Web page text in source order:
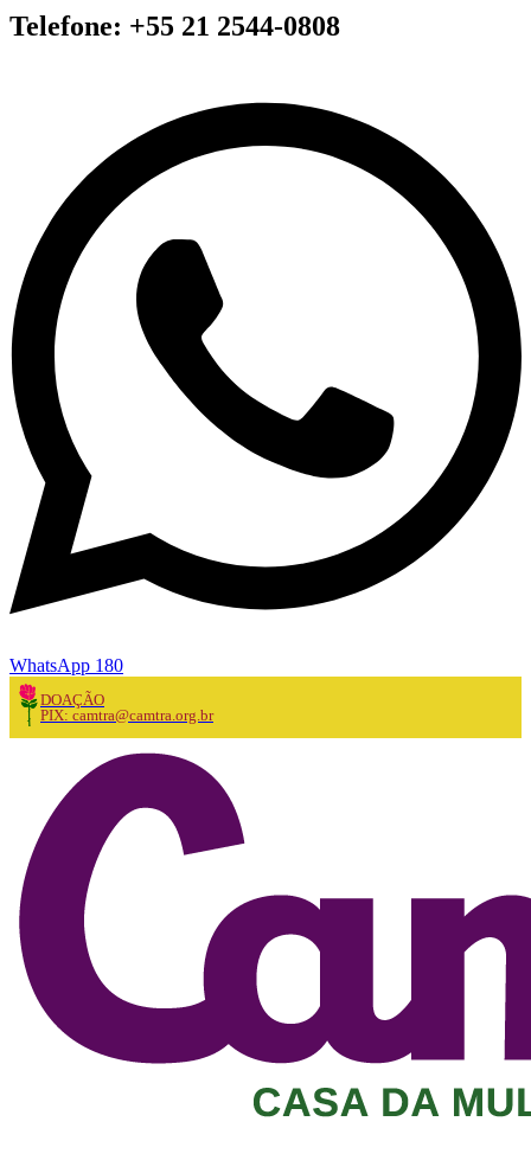
Telefone: +55 21 2544-0808
WhatsApp 180
DOAÇÃO
PIX: camtra@camtra.org.br